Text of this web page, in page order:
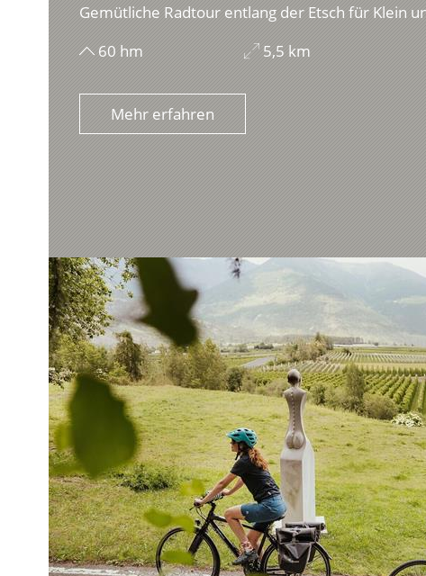
Gemütliche Radtour entlang der Etsch für Klein
60 hm
5,5 km
Mehr erfahren